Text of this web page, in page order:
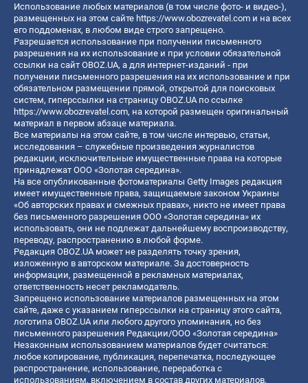
Использование любых материалов (в том числе фото- и видео-),
размещенных на этом сайте https://www.obozrevatel.com и на всех
его поддоменах, в любом виде строго запрещено.
Разрешается использование при получении письменного
разрешения на их использование и при условии обязательной
ссылки на сайт OBOZ.UA, а для интернет-изданий - при
получении письменного разрешения на их использование и при
обязательном размещении прямой, открытой для поисковых
систем, гиперссылки на страницу OBOZ.UA по ссылке
https://www.obozrevatel.com, на которой размещен оригинальный
материал в первом абзаце материала.
Все материалы на этом сайте, в том числе интервью, статьи,
исследования – служебные произведения журналистов
редакции, исключительные имущественные права на которые
принадлежат ООО «Золотая середина».
На все опубликованные фотоматериалы Getty Images редакция
имеет имущественные права, защищаемые законом Украины
«Об авторских правах и смежных правах», никто не имеет права
без письменного разрешения ООО «Золотая середина» их
использовать, они не подлежат дальнейшему воспроизводству,
переводу, распространению в любой форме.
Редакция OBOZ.UA может не разделять точку зрения,
изложенную в авторском материале. За достоверность
информации, размещенной в рекламных материалах,
ответственность несет рекламодатель.
Запрещено использование материалов размещенных на этом
сайте, даже с указанием гиперссылки на страницу этого сайта,
логотипа OBOZ.UA или любого другого упоминания, но без
письменного разрешения Редакции/ООО «Золотая середина»
Незаконным использованием материалов будет считаться:
любое копирование, публикация, перепечатка, последующее
распространение, использование, переработка с
использованием, включением в состав других материалов,